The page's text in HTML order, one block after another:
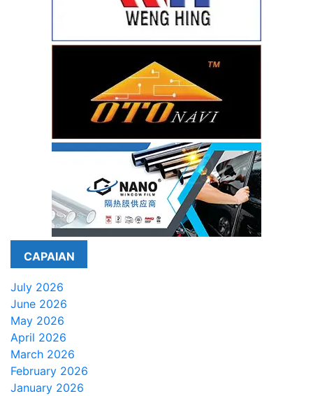
CAPAIAN
July 2026
June 2026
May 2026
April 2026
March 2026
February 2026
January 2026